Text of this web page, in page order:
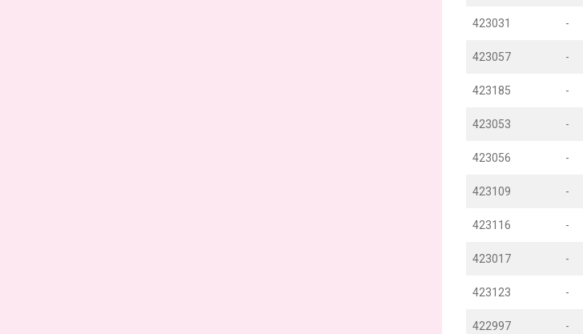
423031 -
423057 -
423185 -
423053 -
423056 -
423109 -
423116 -
423017 -
423123 -
422997 -